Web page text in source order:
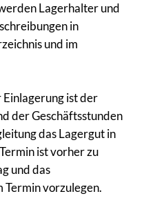
Lagerhalter und
in
und im
ist der
der Geschäftsstunden
das Lagergut in
ist vorher zu
und das
Termin vorzulegen.